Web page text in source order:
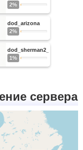
2%
dod_arizona
2%
dod_sherman2_b5
1%
сервера